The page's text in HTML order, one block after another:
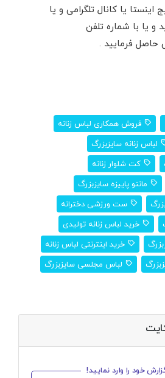
یا کانال تلگرامی و یا
یا با شماره تلفن
فروش همکاری لباس زنانه
زنانه سایزبزرگ
کت شلوار زنانه
مانتو پاییزه سایزبزرگ
ست ورزشی دخترانه
خرید لباس زنانه تولیدی
خرید اینترنتی لباس زنانه
لباس مجلسی سایزبزرگ
را وارد نمایید!